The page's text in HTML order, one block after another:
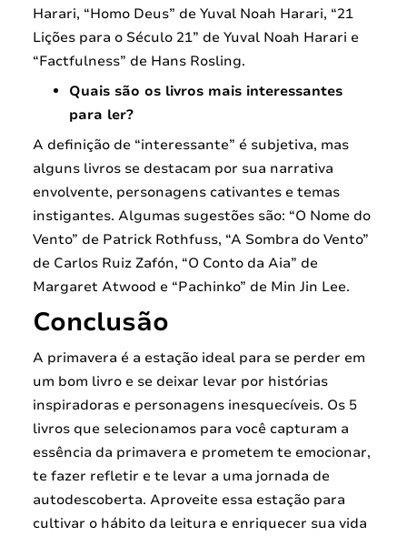
Harari, “Homo Deus” de Yuval Noah Harari, “21
Lições para o Século 21” de Yuval Noah Harari e
“Factfulness” de Hans Rosling.
Quais são os livros mais interessantes
para ler?
A definição de “interessante” é subjetiva, mas
alguns livros se destacam por sua narrativa
envolvente, personagens cativantes e temas
instigantes. Algumas sugestões são: “O Nome do
Vento” de Patrick Rothfuss, “A Sombra do Vento”
de Carlos Ruiz Zafón, “O Conto da Aia” de
Margaret Atwood e “Pachinko” de Min Jin Lee.
Conclusão
A primavera é a estação ideal para se perder em
um bom livro e se deixar levar por histórias
inspiradoras e personagens inesquecíveis. Os 5
livros que selecionamos para você capturam a
essência da primavera e prometem te emocionar,
te fazer refletir e te levar a uma jornada de
autodescoberta. Aproveite essa estação para
cultivar o hábito da leitura e enriquecer sua vida